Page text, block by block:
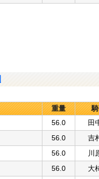
重量
56.0
田
56.0
吉
56.0
川
56.0
大